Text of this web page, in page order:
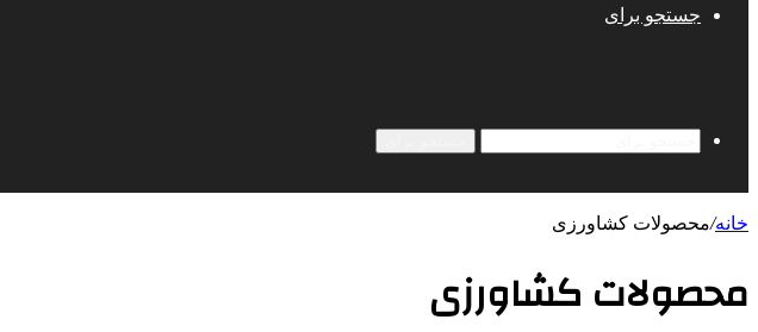
جستجو برای
خانه/محصولات کشاورزی
محصولات کشاورزی